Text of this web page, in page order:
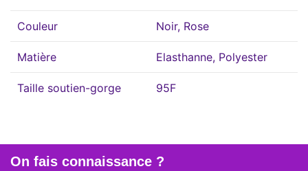
Couleur Noir, Rose
Matière Elasthanne, Polyester
Taille soutien-gorge 95F
On fais connaissance ?